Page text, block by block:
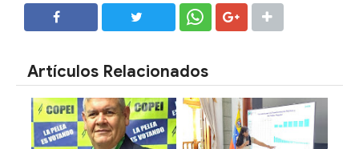
Artículos Relacionados